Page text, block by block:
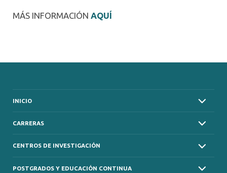
MÁS INFORMACIÓN AQUÍ
INICIO
CARRERAS
CENTROS DE INVESTIGACIÓN
POSTGRADOS Y EDUCACIÓN CONTINUA